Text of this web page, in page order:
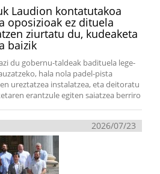
Laudion kontatutakoa
oposizioak ez dituela
ziurtatu du, kudeaketa
baizik
du gobernu-taldeak badituela lege-
hala nola padel-pista
ureztatzea instalatzea, eta deitoratu
erantzule egiten saiatzea berriro
2026/07/23